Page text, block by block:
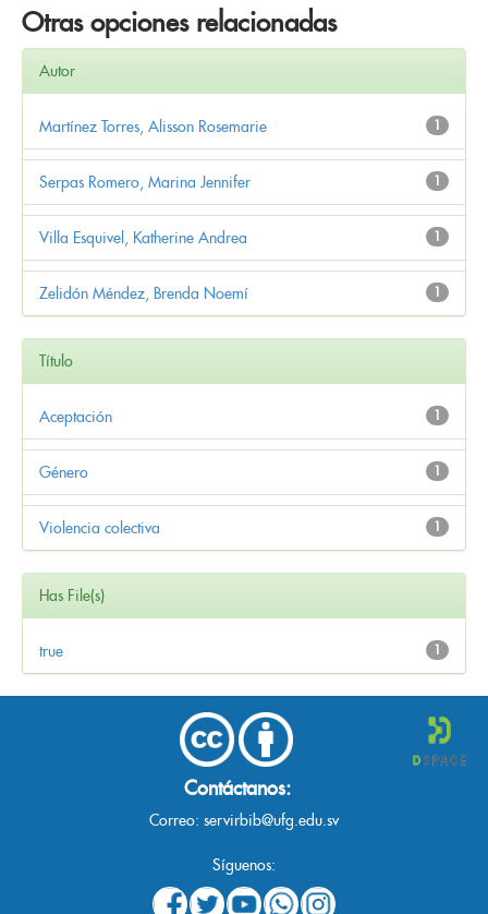
Otras opciones relacionadas
Autor
1
Martínez Torres, Alisson Rosemarie
1
Serpas Romero, Marina Jennifer
1
Villa Esquivel, Katherine Andrea
1
Zelidón Méndez, Brenda Noemí
Título
1
Aceptación
1
Género
1
Violencia colectiva
Has File(s)
1
true
Contáctanos:
Correo: servirbib@ufg.edu.sv
Síguenos: